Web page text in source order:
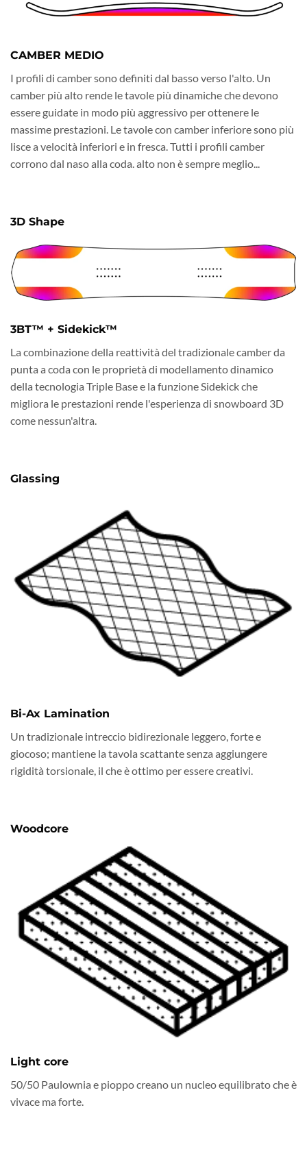
CAMBER MEDIO
I profili di camber sono definiti dal basso verso l'alto. Un
camber più alto rende le tavole più dinamiche che devono
essere guidate in modo più aggressivo per ottenere le
massime prestazioni. Le tavole con camber inferiore sono più
lisce a velocità inferiori e in fresca. Tutti i profili camber
corrono dal naso alla coda. alto non è sempre meglio...
3D Shape
3BT™ + Sidekick™
La combinazione della reattività del tradizionale camber da
punta a coda con le proprietà di modellamento dinamico
della tecnologia Triple Base e la funzione Sidekick che
migliora le prestazioni rende l'esperienza di snowboard 3D
come nessun'altra.
Glassing
Bi-Ax Lamination
Un tradizionale intreccio bidirezionale leggero, forte e
giocoso; mantiene la tavola scattante senza aggiungere
rigidità torsionale, il che è ottimo per essere creativi.
Woodcore
Light core
50/50 Paulownia e pioppo creano un nucleo equilibrato che è
vivace ma forte.